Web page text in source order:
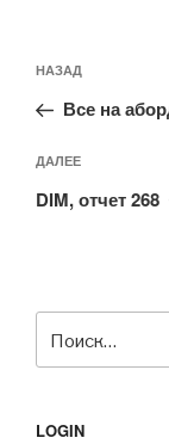
по
записям
Предыдущая
запись:
НАЗАД
Все на
Следующая
запись
ДАЛЕЕ
DIM, отчет 268
LOGIN